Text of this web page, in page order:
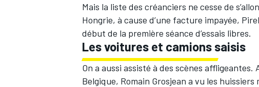
Mais la liste des créanciers ne cesse de
Hongrie, à cause d’une facture impayée,
début de la première séance d’essais libres.
Les voitures et camions saisis
On a aussi assisté à des scènes
Belgique, Romain Grosjean a vu les